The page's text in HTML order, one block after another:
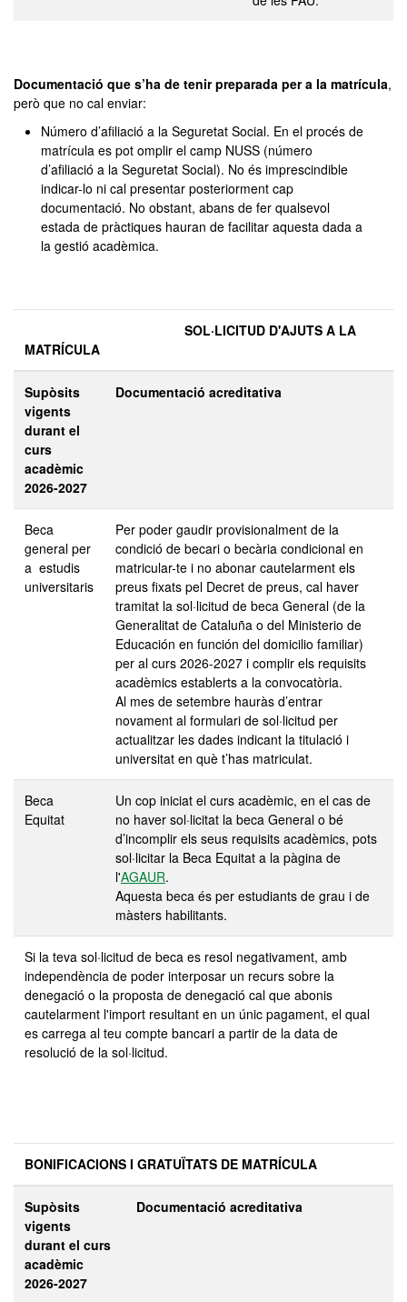
Documentació que s’ha de tenir preparada per a la matrícula,
però que no cal enviar:
Número d’afiliació a la Seguretat Social. En el procés de
matrícula es pot omplir el camp NUSS (número
d’afiliació a la Seguretat Social). No és imprescindible
indicar-lo ni cal presentar posteriorment cap
documentació. No obstant, abans de fer qualsevol
estada de pràctiques hauran de facilitar aquesta dada a
la gestió acadèmica.
SOL·LICITUD D'AJUTS A LA
MATRÍCULA
Supòsits
vigents
durant el
curs
acadèmic
2026-2027
Documentació acreditativa
Beca
general per
a estudis
universitaris
Per poder gaudir provisionalment de la
condició de becari o becària condicional en
matricular-te i no abonar cautelarment els
preus fixats pel Decret de preus, cal haver
tramitat la sol·licitud de beca General (de la
Generalitat de Cataluña o del Ministerio de
Educación en función del domicilio familiar)
per al curs 2026-2027 i complir els requisits
acadèmics establerts a la convocatòria.
Al mes de setembre hauràs d’entrar
novament al formulari de sol·licitud per
actualitzar les dades indicant la titulació i
universitat en què t’has matriculat.
Beca
Equitat
Un cop iniciat el curs acadèmic, en el cas de
no haver sol·licitat la beca General o bé
d’incomplir els seus requisits acadèmics, pots
sol·licitar la Beca Equitat a la pàgina de
l'AGAUR.
Aquesta beca és per estudiants de grau i de
màsters habilitants.
Si la teva sol·licitud de beca es resol negativament, amb
independència de poder interposar un recurs sobre la
denegació o la proposta de denegació cal que abonis
cautelarment l'import resultant en un únic pagament, el qual
es carrega al teu compte bancari a partir de la data de
resolució de la sol·licitud.
BONIFICACIONS I GRATUÏTATS DE MATRÍCULA
Supòsits
vigents
durant el curs
acadèmic
2026-2027
Documentació acreditativa